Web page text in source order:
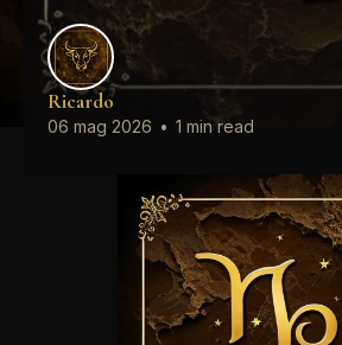
Ricardo
06 mag 2026 • 1 min read